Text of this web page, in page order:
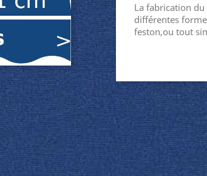
La fabrication
différentes
feston,ou tout